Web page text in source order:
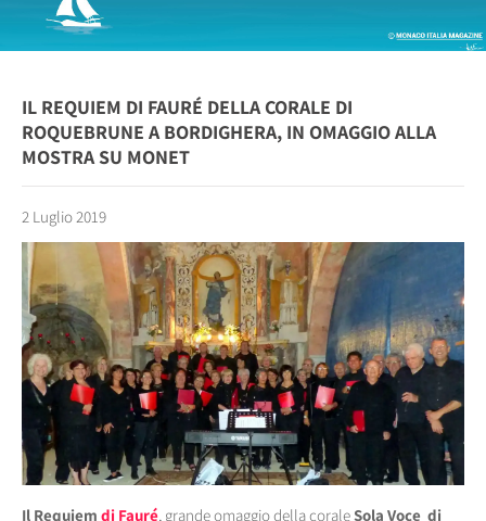
IL REQUIEM DI FAURÉ DELLA CORALE DI
ROQUEBRUNE A BORDIGHERA, IN OMAGGIO ALLA
MOSTRA SU MONET
2 Luglio 2019
Il Requiem di Fauré, grande omaggio della coraleSola Voce di